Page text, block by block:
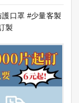
口罩 #少量客製
製